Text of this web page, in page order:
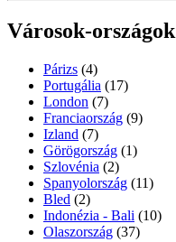
Városok-országok
Párizs (4)
Portugália (17)
London (7)
Franciaország (9)
Izland (7)
Görögország (1)
Szlovénia (2)
Spanyolország (11)
Bled (2)
Indonézia - Bali (10)
Olaszország (37)